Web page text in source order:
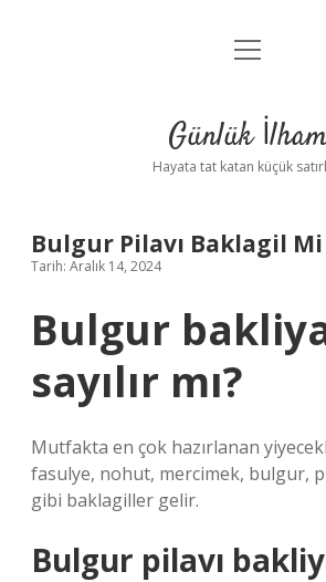
Anasayfa
Yasal Uyarı
menüyü
Günlük
Hayata tat katan küçük
Bulgur Pilavı Baklagil Mi
Tarih: Aralık 14, 2024
Bulgur
sayılır mı?
Mutfakta en çok hazırlanan
fasulye, nohut, mercimek, bulgur,
gibi baklagiller gelir.
Bulgur pilavı